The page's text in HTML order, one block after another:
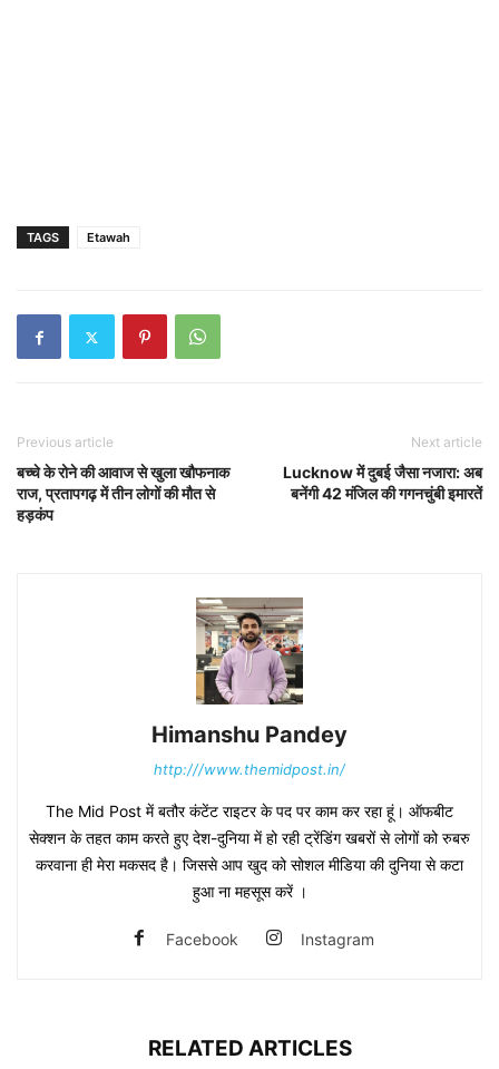
TAGS Etawah
Previous article
बच्चे के रोने की आवाज से खुला खौफनाक
राज, प्रतापगढ़ में तीन लोगों की मौत से
हड़कंप
Next article
Lucknow में दुबई जैसा नजारा: अब
बनेंगी 42 मंजिल की गगनचुंबी इमारतें
Himanshu Pandey
http:///www.themidpost.in/
The Mid Post में बतौर कंटेंट राइटर के पद पर काम कर रहा हूं। ऑफबीट
सेक्शन के तहत काम करते हुए देश-दुनिया में हो रही ट्रेंडिंग खबरों से लोगों को रुबरु
करवाना ही मेरा मकसद है। जिससे आप खुद को सोशल मीडिया की दुनिया से कटा
हुआ ना महसूस करें ।
Facebook Instagram
RELATED ARTICLES